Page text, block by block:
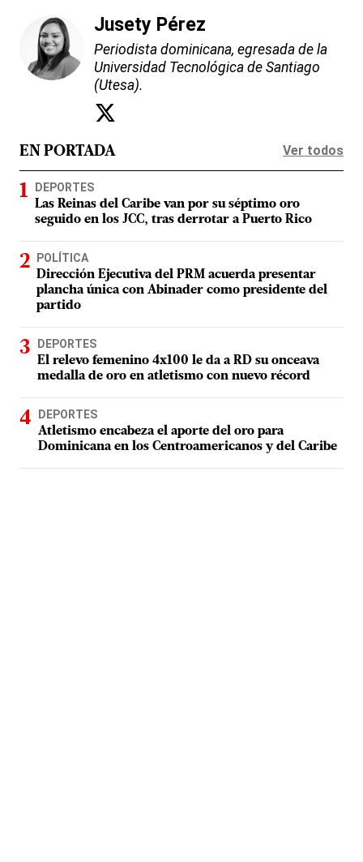
Jusety Pérez
Periodista dominicana, egresada de la
Universidad Tecnológica de Santiago
(Utesa).
EN PORTADA Ver todos
DEPORTES
Las Reinas del Caribe van por su séptimo oro
seguido en los JCC, tras derrotar a Puerto Rico
POLÍTICA
Dirección Ejecutiva del PRM acuerda presentar
plancha única con Abinader como presidente del
partido
DEPORTES
El relevo femenino 4x100 le da a RD su onceava
medalla de oro en atletismo con nuevo récord
DEPORTES
Atletismo encabeza el aporte del oro para
Dominicana en los Centroamericanos y del Caribe